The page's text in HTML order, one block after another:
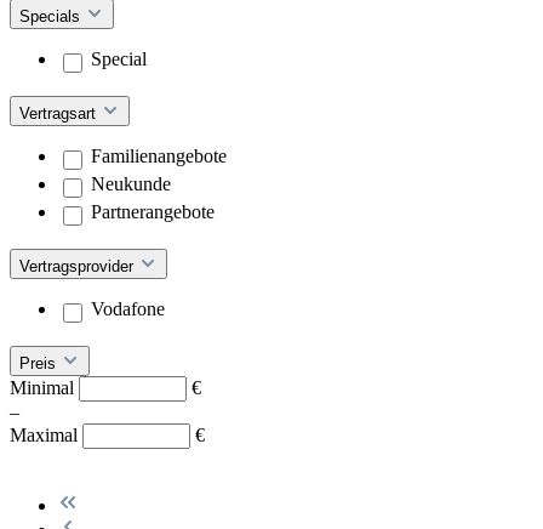
Specials
Special
Vertragsart
Familienangebote
Neukunde
Partnerangebote
Vertragsprovider
Vodafone
Preis
Minimal
€
–
Maximal
€